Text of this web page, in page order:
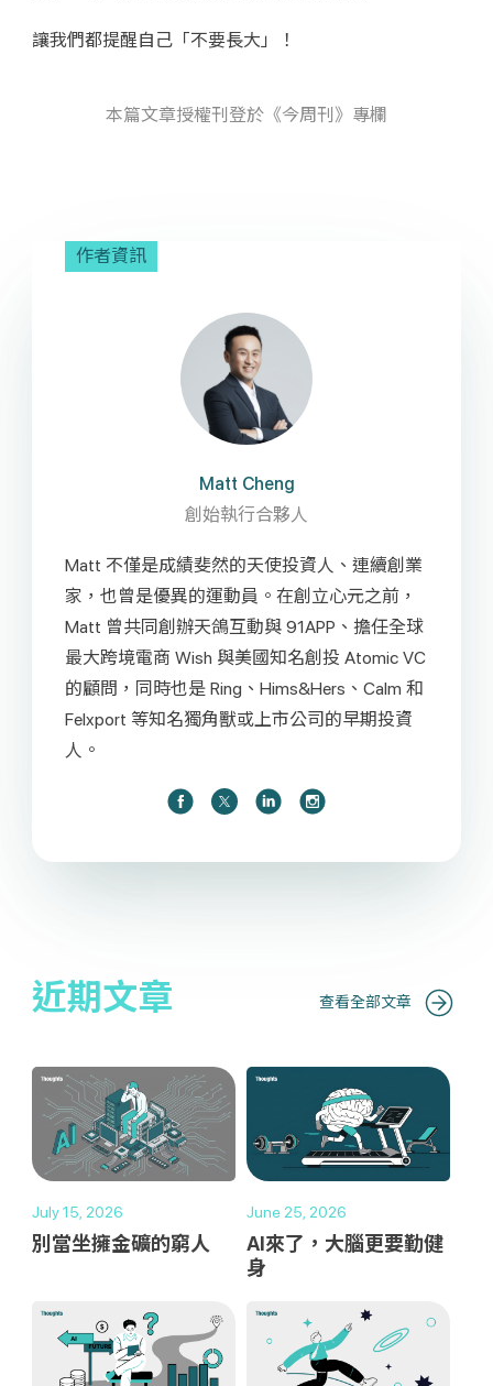
讓我們都提醒自己「不要長大」！
本篇文章授權刊登於《今周刊》專欄
作者資訊
Matt Cheng
創始執行合夥人
Matt 不僅是成績斐然的天使投資人、連續創業
家，也曾是優異的運動員。在創立心元之前，
Matt 曾共同創辦天鴿互動與 91APP、擔任全球
最大跨境電商 Wish 與美國知名創投 Atomic VC
的顧問，同時也是 Ring、Hims&Hers、Calm 和
Felxport 等知名獨角獸或上市公司的早期投資
人。
近期文章 查看全部文章
July 15, 2026
別當坐擁金礦的窮人
June 25, 2026
AI來了，大腦更要勤健
身